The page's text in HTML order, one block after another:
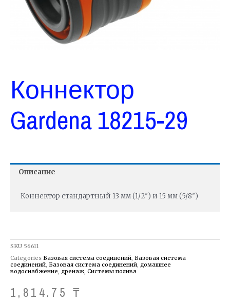
Коннектор
Gardena 18215-29
Описание
Коннектор стандартный 13 мм (1/2″) и 15 мм (5/8″)
SKU 56611
Categories Базовая система соединений, Базовая система
соединений, Базовая система соединений, домашнее
водоснабжение, дренаж, Системы полива
1,814.75 ₸